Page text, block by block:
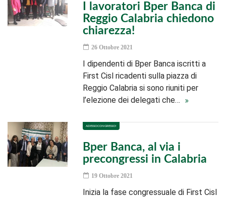
I lavoratori Bper Banca di
Reggio Calabria chiedono
chiarezza!
26 Ottobre 2021
I dipendenti di Bper Banca iscritti a
First Cisl ricadenti sulla piazza di
Reggio Calabria si sono riuniti per
l’elezione dei delegati che…
ADESSOCONGRESSO!
Bper Banca, al via i
precongressi in Calabria
19 Ottobre 2021
Inizia la fase congressuale di First Cisl